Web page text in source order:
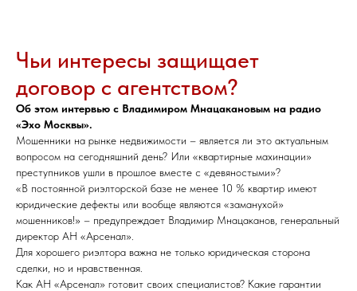
Чьи интересы защищает
договор с агентством?
Об этом интервью с Владимиром Мнацакановым на радио
«Эхо Москвы».
Мошенники на рынке недвижимости – является ли это актуальным
вопросом на сегодняшний день? Или «квартирные махинации»
преступников ушли в прошлое вместе с «девяностыми»?
«В постоянной риэлторской базе не менее 10 % квартир имеют
юридические дефекты или вообще являются «заманухой»
мошенников!» – предупреждает Владимир Мнацаканов, генеральный
директор АН «Арсенал».
Для хорошего риэлтора важна не только юридическая сторона
сделки, но и нравственная.
Как АН «Арсенал» готовит своих специалистов? Какие гарантии